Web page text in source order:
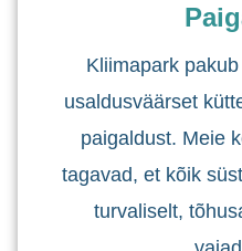
Kliimapark
usaldusväärset
paigaldust. Meie
tagavad, et kõik
turvaliselt,